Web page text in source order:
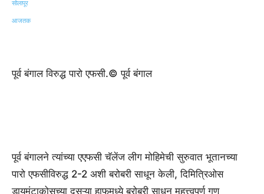
पूर्व बंगाल विरुद्ध पारो एफसी.© पूर्व बंगाल
पूर्व बंगालने त्यांच्या एएफसी चॅलेंज लीग मोहिमेची सुरुवात भूतानच्या
पारो एफसीविरुद्ध 2-2 अशी बरोबरी साधून केली, दिमित्रिओस
डायमंटाकोसच्या दुसऱ्या हाफमध्ये बरोबरी साधून महत्त्वपूर्ण गुण